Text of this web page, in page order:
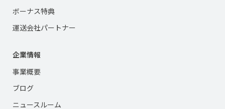
ボーナス特典
運送会社パートナー
企業情報
事業概要
ブログ
ニュースルーム